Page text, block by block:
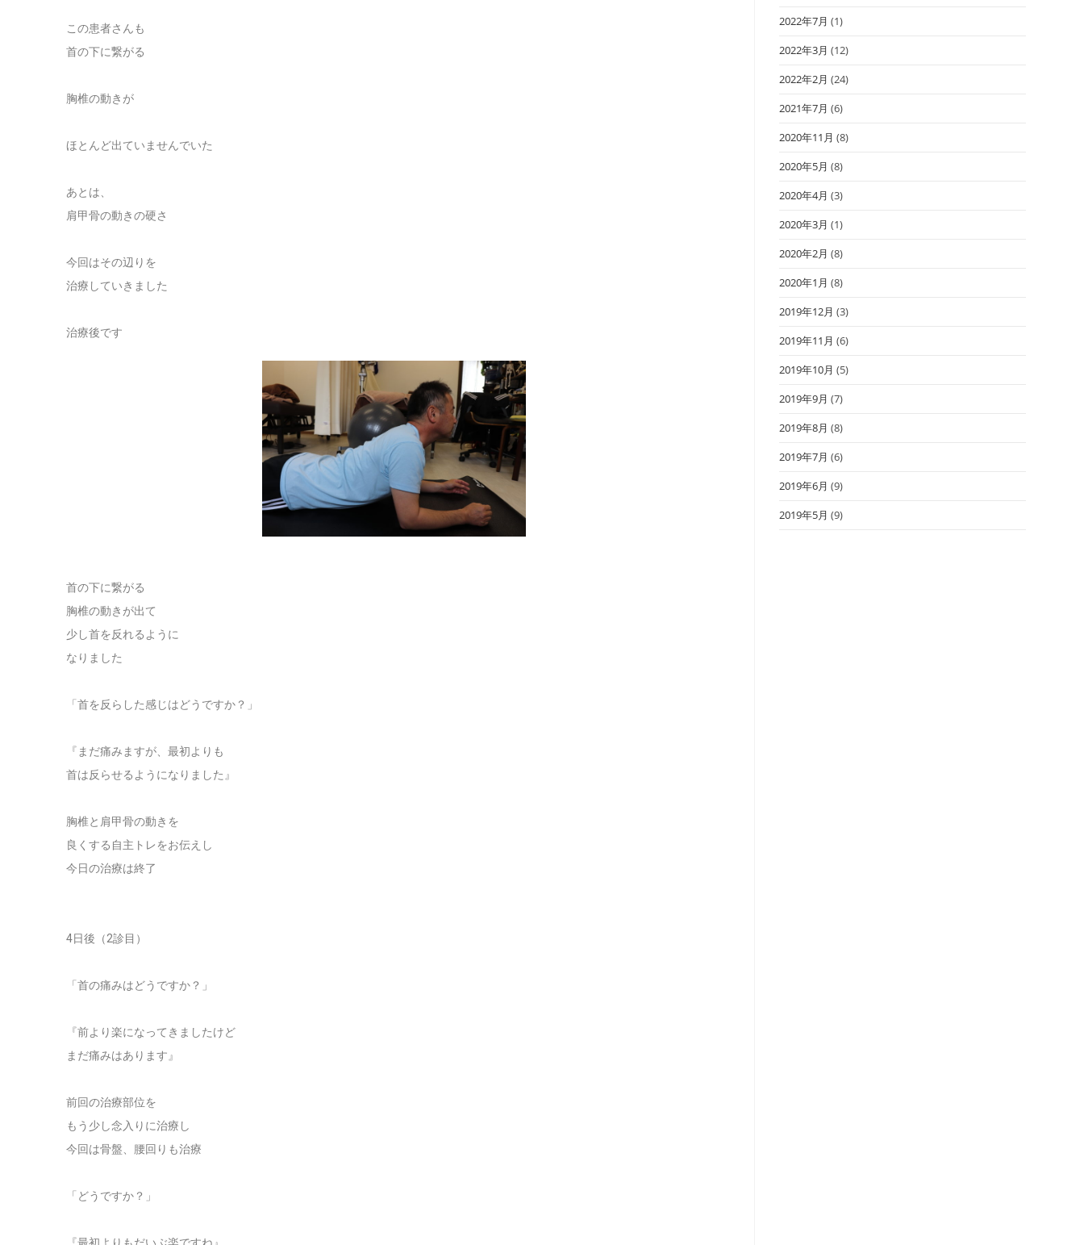
この患者さんも
首の下に繋がる
胸椎の動きが
ほとんど出ていませんでいた
あとは、
肩甲骨の動きの硬さ
今回はその辺りを
治療していきました
治療後です
首の下に繋がる
胸椎の動きが出て
少し首を反れるように
なりました
「首を反らした感じはどうですか？」
『まだ痛みますが、最初よりも
首は反らせるようになりました』
胸椎と肩甲骨の動きを
良くする自主トレをお伝えし
今日の治療は終了
4日後（2診目）
「首の痛みはどうですか？」
『前より楽になってきましたけど
まだ痛みはあります』
前回の治療部位を
もう少し念入りに治療し
今回は骨盤、腰回りも治療
「どうですか？」
『最初よりもだいぶ楽ですね』
2022年7月 (1)
2022年3月 (12)
2022年2月 (24)
2021年7月 (6)
2020年11月 (8)
2020年5月 (8)
2020年4月 (3)
2020年3月 (1)
2020年2月 (8)
2020年1月 (8)
2019年12月 (3)
2019年11月 (6)
2019年10月 (5)
2019年9月 (7)
2019年8月 (8)
2019年7月 (6)
2019年6月 (9)
2019年5月 (9)